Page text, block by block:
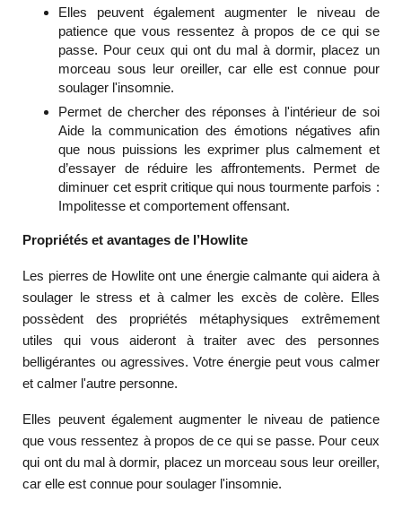
Elles peuvent également augmenter le niveau de
patience que vous ressentez à propos de ce qui se
passe. Pour ceux qui ont du mal à dormir, placez un
morceau sous leur oreiller, car elle est connue pour
soulager l'insomnie.
Permet de chercher des réponses à l'intérieur de soi
Aide la communication des émotions négatives afin
que nous puissions les exprimer plus calmement et
d’essayer de réduire les affrontements. Permet de
diminuer cet esprit critique qui nous tourmente parfois :
Impolitesse et comportement offensant.
Propriétés et avantages de l’Howlite
Les pierres de Howlite ont une énergie calmante qui aidera à
soulager le stress et à calmer les excès de colère. Elles
possèdent des propriétés métaphysiques extrêmement
utiles qui vous aideront à traiter avec des personnes
belligérantes ou agressives. Votre énergie peut vous calmer
et calmer l'autre personne.
Elles peuvent également augmenter le niveau de patience
que vous ressentez à propos de ce qui se passe. Pour ceux
qui ont du mal à dormir, placez un morceau sous leur oreiller,
car elle est connue pour soulager l'insomnie.